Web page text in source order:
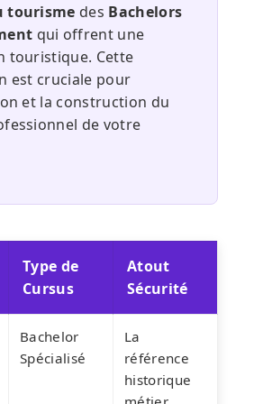
tourisme des Bachelors
qui offrent une
touristique. Cette
est cruciale pour
et la construction du
de votre
Type de
Cursus
Atout
Sécurité
Bachelor
Spécialisé
La
référence
historique